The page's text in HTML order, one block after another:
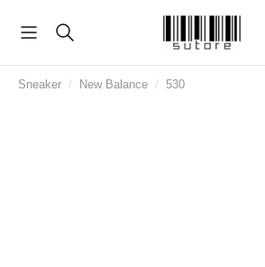
Sneaker / New Balance / 530